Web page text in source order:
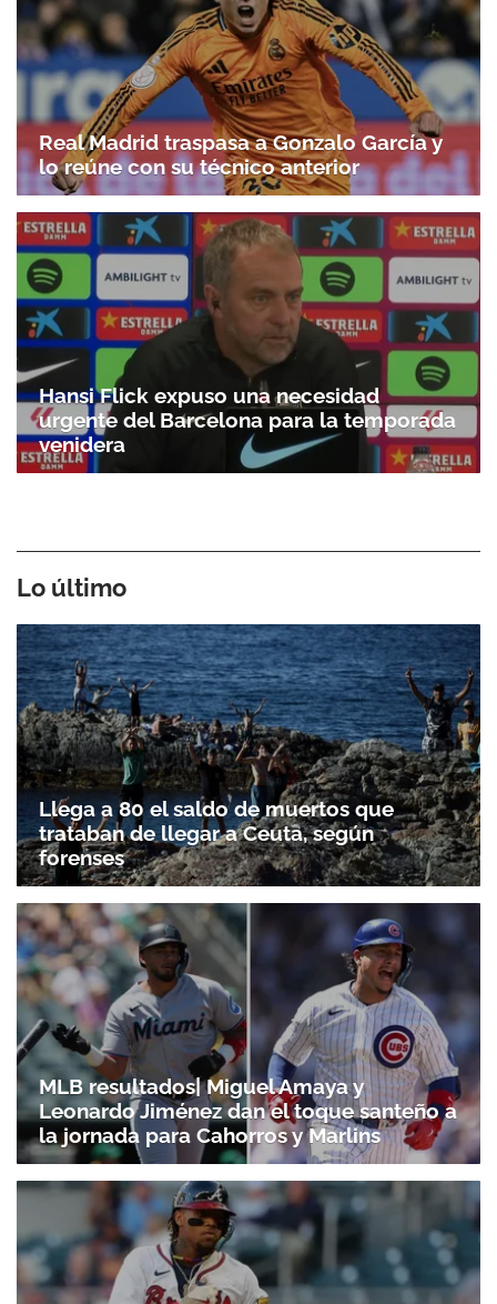
Real Madrid traspasa a Gonzalo García y
lo reúne con su técnico anterior
Hansi Flick expuso una necesidad
urgente del Barcelona para la temporada
venidera
Lo último
Llega a 80 el saldo de muertos que
trataban de llegar a Ceuta, según
forenses
MLB resultados| Miguel Amaya y
Leonardo Jiménez dan el toque santeño a
la jornada para Cahorros y Marlins